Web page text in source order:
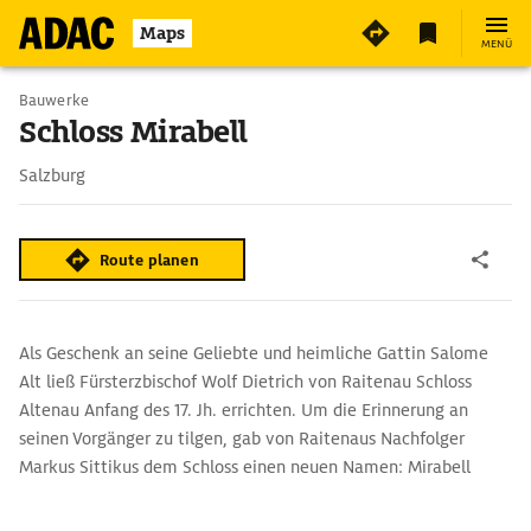
Maps MENÜ
Bauwerke
Schloss Mirabell
Salzburg
Route planen
Als Geschenk an seine Geliebte und heimliche Gattin Salome
Alt ließ Fürsterzbischof Wolf Dietrich von Raitenau Schloss
Altenau Anfang des 17. Jh. errichten. Um die Erinnerung an
seinen Vorgänger zu tilgen, gab von Raitenaus Nachfolger
Markus Sittikus dem Schloss einen neuen Namen: Mirabell